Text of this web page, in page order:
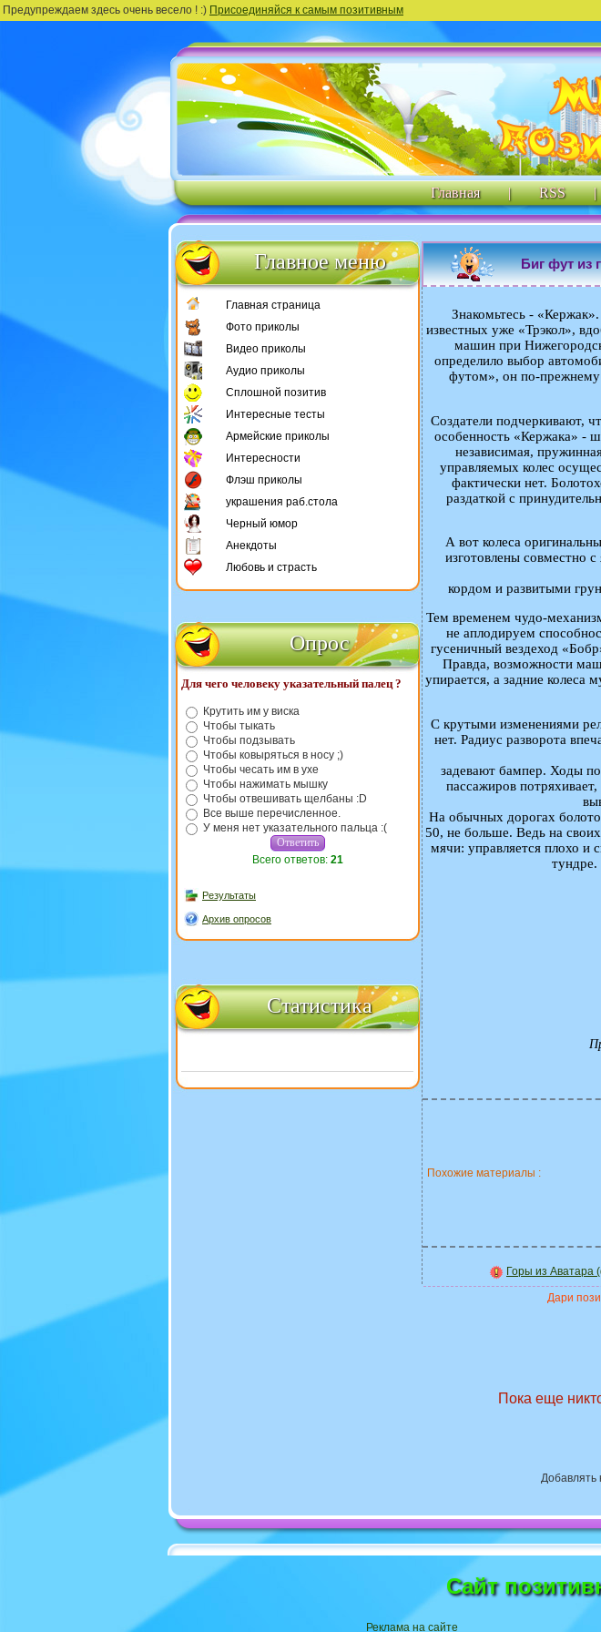
Предупреждаем здесь очень весело ! :) Присоединяйся к самым позитивным
Главная | RSS |
Главное меню
Главная страница
Фото приколы
Видео приколы
Аудио приколы
Сплошной позитив
Интересные тесты
Армейские приколы
Интересности
Флэш приколы
украшения раб.стола
Черный юмор
Анекдоты
Любовь и страсть
Опрос
Для чего человеку указательный палец ?
Крутить им у виска
Чтобы тыкать
Чтобы подзывать
Чтобы ковыряться в носу ;)
Чтобы чесать им в ухе
Чтобы нажимать мышку
Чтобы отвешивать щелбаны :D
Все выше перечисленное.
У меня нет указательного пальца :(
Всего ответов: 21
Результаты
Архив опросов
Статистика
Биг фут из
Знакомьтесь -
известных уже «Трэкол»,
машин при
определило выбор
футом», он по-прежнему
Создатели подчеркивают,
особенность «Кержака» -
независимая,
управляемых колес
фактически нет.
раздаткой с
А вот колеса
изготовлены совместно
кордом и развитыми
Тем временем чудо-
не аплодируем
гусеничный вездеход
Правда, возможности
упирается, а задние колеса
С крутыми изменениями
нет. Радиус разворота
задевают бампер. Ходы
пассажиров
На обычных дорогах
50, не больше. Ведь на
мячи: управляется плохо и
тундре.
Похожие материалы :
Горы из Аватара
Дари
Пока еще
Добавлять
Сайт
Реклама на сайте